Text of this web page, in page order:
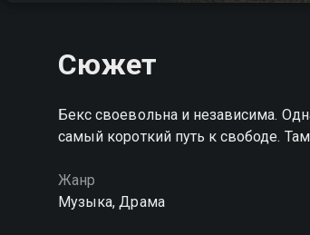
Сюжет
Бекс своевольна и независима.
самый короткий путь к свободе.
Жанр
Музыка, Драма